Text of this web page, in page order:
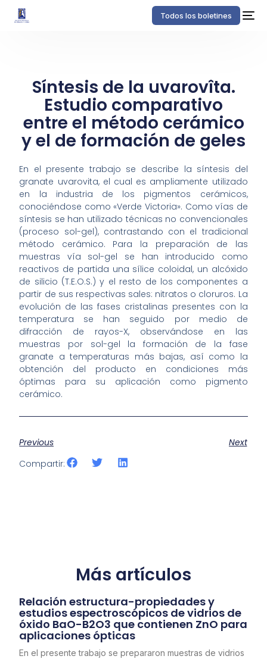
Todos los boletines
Síntesis de la uvarovîta.
Estudio comparativo
entre el método cerámico
y el de formación de geles
En el presente trabajo se describe la síntesis del
granate uvarovita, el cual es ampliamente utilizado
en la industria de los pigmentos cerámicos,
conociéndose como «Verde Victoria». Como vías de
síntesis se han utilizado técnicas no convencionales
(proceso sol-gel), contrastando con el tradicional
método cerámico. Para la preparación de las
muestras vía sol-gel se han introducido como
reactivos de partida una sílice coloidal, un alcóxido
de silicio (T.E.O.S.) y el resto de los componentes a
partir de sus respectivas sales: nitratos o cloruros. La
evolución de las fases cristalinas presentes con la
temperatura se han seguido por medio de
difracción de rayos-X, observándose en las
muestras por sol-gel la formación de la fase
granate a temperaturas más bajas, así como la
obtención del producto en condiciones más
óptimas para su aplicación como pigmento
cerámico.
Previous
Next
Compartir:
Más artículos
Relación estructura-propiedades y
estudios espectroscópicos de vidrios de
óxido BaO-B2O3 que contienen ZnO para
aplicaciones ópticas
En el presente trabajo se prepararon muestras de vidrios